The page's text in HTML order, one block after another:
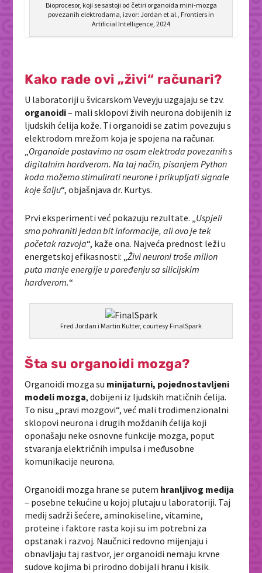
Bioprocesor, koji se sastoji od četiri organoida mini-mozga
povezanih elektrodama, izvor: Jordan et al., Frontiers in
Artificial Intelligence, 2024
Kako rade ovi „živi“ računari?
U laboratoriji u švicarskom Veveyju uzgajaju se tzv.
organoidi– mali sklopovi živih neurona dobijenih iz
ljudskih ćelija kože. Ti organoidi se zatim povezuju s
elektrodom mrežom koja je spojena na računar.
„Organoide postavimo na osam elektroda povezanih s
digitalnim hardverom. Na taj način, pisanjem Python
koda možemo stimulirati neurone i prikupljati signale
koje šalju“, objašnjava dr. Kurtys.
Prvi eksperimenti već pokazuju rezultate. „ Uspjeli
smo pohraniti jedan bit informacije, ali ovo je tek
početak razvoja“, kaže ona. Najveća prednost leži u
energetskoj efikasnosti: „Živi neuroni troše milion
puta manje energije u poređenju sa silicijskim
hardverom.“
Fred Jordan i Martin Kutter, courtesy FinalSpark
Šta su organoidi mozga?
Organoidi mozga su minijaturni, pojednostavljeni
modeli mozga, dobijeni iz ljudskih matičnih ćelija.
To nisu „pravi mozgovi“, već mali trodimenzionalni
sklopovi neurona i drugih moždanih ćelija koji
oponašaju neke osnovne funkcije mozga, poput
stvaranja električnih impulsa i međusobne
komunikacije neurona.
Organoidi mozga hrane se putem hranljivog medija
– posebne tekućine u kojoj plutaju u laboratoriji. Taj
medij sadrži šećere, aminokiseline, vitamine,
proteine i faktore rasta koji su im potrebni za
opstanak i razvoj. Naučnici redovno mijenjaju i
obnavljaju taj rastvor, jer organoidi nemaju krvne
sudove kojima bi prirodno dobijali hranu i kisik.